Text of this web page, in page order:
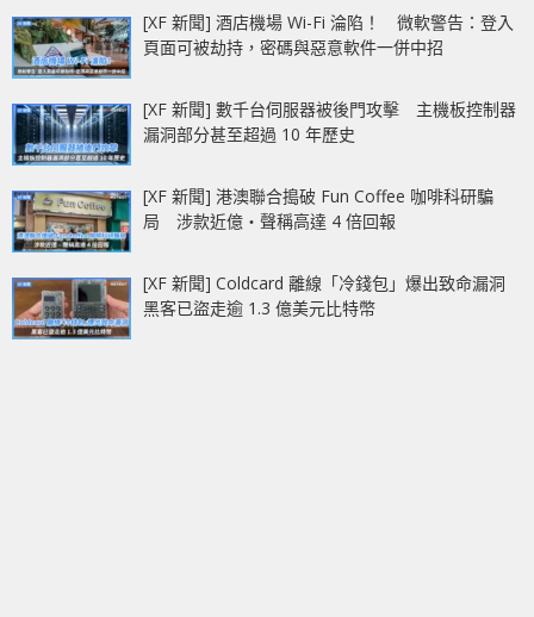
[XF 新聞] 酒店機場 Wi-Fi 淪陷！ 微軟警告：登入
頁面可被劫持，密碼與惡意軟件一併中招
[XF 新聞] 數千台伺服器被後門攻擊 主機板控制器
漏洞部分甚至超過 10 年歷史
[XF 新聞] 港澳聯合搗破 Fun Coffee 咖啡科研騙
局 涉款近億‧聲稱高達 4 倍回報
[XF 新聞] Coldcard 離線「冷錢包」爆出致命漏洞
黑客已盜走逾 1.3 億美元比特幣